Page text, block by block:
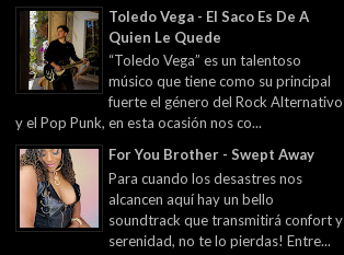
Toledo Vega - El Saco Es De A
Quien Le Quede
“Toledo Vega” es un talentoso
músico que tiene como su principal
fuerte el género del Rock Alternativo
y el Pop Punk, en esta ocasión nos co...
For You Brother - Swept Away
Para cuando los desastres nos
alcancen aquí hay un bello
soundtrack que transmitirá confort y
serenidad, no te lo pierdas! Entre...